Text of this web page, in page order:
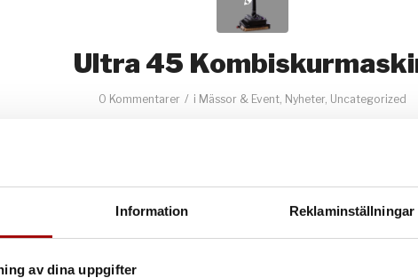
Information Reklaminställningar
av dina uppgifter
Ultra 45
0 Kommentarer / i Mässor & Event, Nyheter, Uncategorized
När effektivitet, ekonomi och arbetsmiljö
ingen tid att slösa på långsam manuell
svårmanövrerade maskiner.Ultra 45